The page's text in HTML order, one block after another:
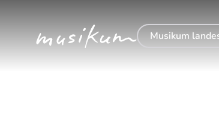
Musikum